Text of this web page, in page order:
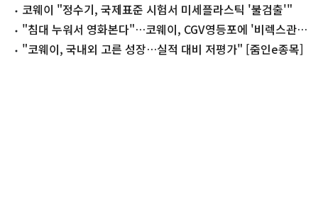
눠 코웨이 "정수기, 국제표준 시험서 미세플라스틱 '불검출'"
"침대 누워서 영화본다"…코웨이, CGV영등포에 '비렉스관'
오픈"코웨이, 국내외 고른 성장…실적 대비 저평가" [줌인e종목]